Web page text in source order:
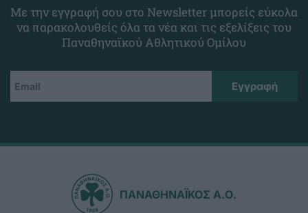
Με την εγγραφή σου στο Newsletter μπορείς εύκολα
να παρακολουθείς όλα τα νέα και τις εξελίξεις του
Παναθηναϊκού Αθλητικού Ομίλου
ΠΑΝΑΘΗΝΑΪΚΟΣ Α.Ο.